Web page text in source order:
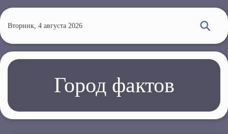
е
р
й
о
Вторник, 4 августа 2026
Город фактов